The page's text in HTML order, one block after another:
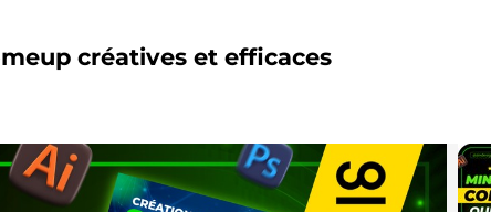
créatives et efficaces